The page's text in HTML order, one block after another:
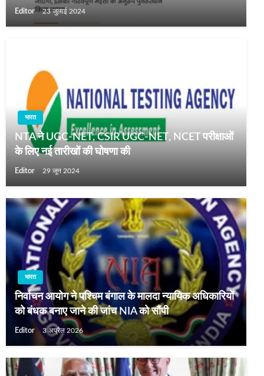
Editor 23 जुलाई 2024
भारत
NTA ने UGC-NET, CSIR UGC-NET, NCET परीक्षाओं
के लिए नई तारीखों की घोषणा की
Editor 29 जून 2024
भारत
निर्वाचन आयोग ने पश्चिम बंगाल के मालदा न्यायिक अधिकारियों
को बंधक बनाए जाने की जांच NIA को सौंपी
Editor 3 अप्रैल 2026